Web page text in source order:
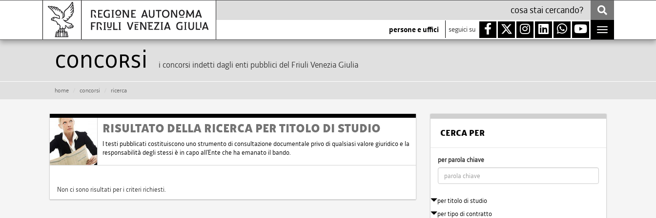
persone e uffici seguici su
Toggle
navigation
Concorsi i concorsi indetti dagli enti pubblici del Friuli Venezia Giulia
home concorsi ricerca
RISULTATO DELLA RICERCA PER TITOLO DI STUDIO
I testi pubblicati costituiscono uno strumento di consultazione documentale privo di qualsiasi valore giuridico e la
responsabilità degli stessi è in capo all'Ente che ha emanato il bando.
Non ci sono risultati per i criteri richiesti.
CERCA PER
per parola chiave
per titolo di studio
per tipo di contratto